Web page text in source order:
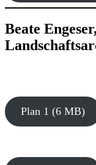
Beate
Plan 1 (6 MB)